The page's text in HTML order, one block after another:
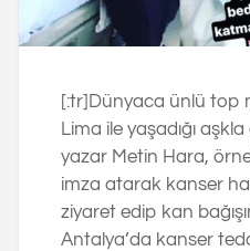
[:tr]Dünyaca ünlü top
Lima ile yaşadığı
yazar Metin Hara,
imza atarak kanser
ziyaret edip kan
Antalya’da kanser